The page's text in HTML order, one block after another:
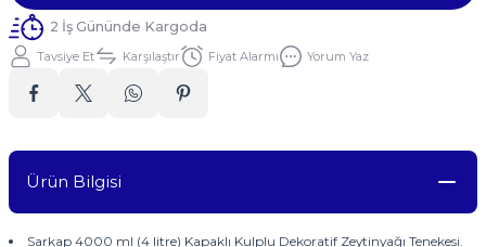
2 İş Gününde Kargoda
Tavsiye Et Karşılaştır Fiyat Alarmı Yorum Yaz
Ürün Bilgisi
Sarkap 4000 ml (4 litre) Kapaklı Kulplu Dekoratif Zeytinyağı Tenekesi.